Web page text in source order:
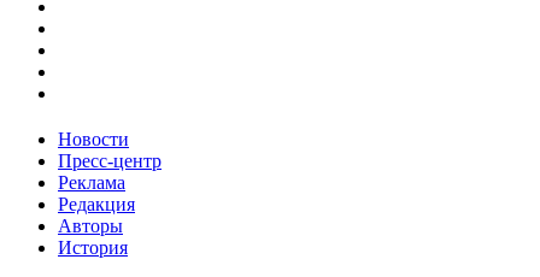
Новости
Пресс-центр
Реклама
Редакция
Авторы
История